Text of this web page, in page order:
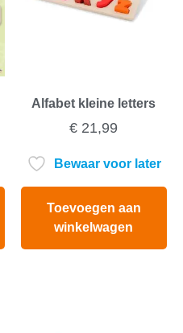
Alfabet kleine letters
€ 21,99
Bewaar voor later
Toevoegen aan
winkelwagen